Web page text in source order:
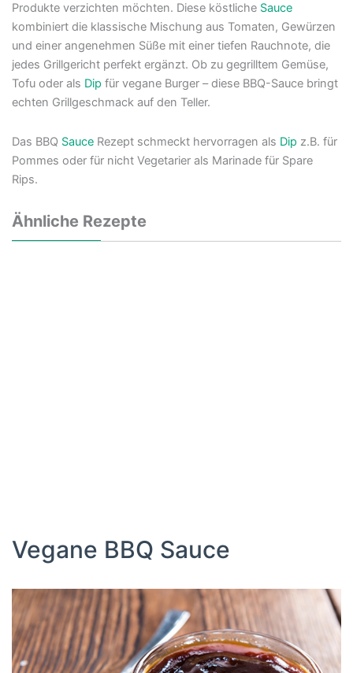
Produkte verzichten möchten. Diese köstliche Sauce
kombiniert die klassische Mischung aus Tomaten, Gewürzen
und einer angenehmen Süße mit einer tiefen Rauchnote, die
jedes Grillgericht perfekt ergänzt. Ob zu gegrilltem Gemüse,
Tofu oder als Dip für vegane Burger – diese BBQ-Sauce bringt
echten Grillgeschmack auf den Teller.
Das BBQ Sauce Rezept schmeckt hervorragen als Dip z.B. für
Pommes oder für nicht Vegetarier als Marinade für Spare
Rips.
Ähnliche Rezepte
Vegane BBQ Sauce